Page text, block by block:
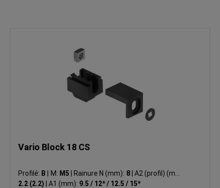
Vario Block 18 CS
Profilé: B M: M5 Rainure N (mm): 8 A2 (profil) (mm):
2.2 (2.2)
A1 (mm): 9.5 / 12* / 12.5 / 15*